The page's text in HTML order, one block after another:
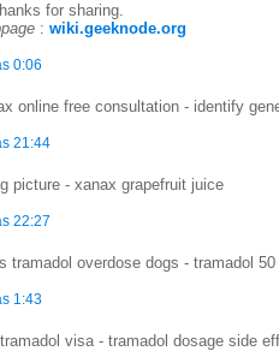
for sharing.
: wiki.geeknode.org
0:06
online free consultation - identify
21:44
picture - xanax grapefruit juice
22:27
tramadol overdose dogs - tramadol
1:43
visa - tramadol dosage side